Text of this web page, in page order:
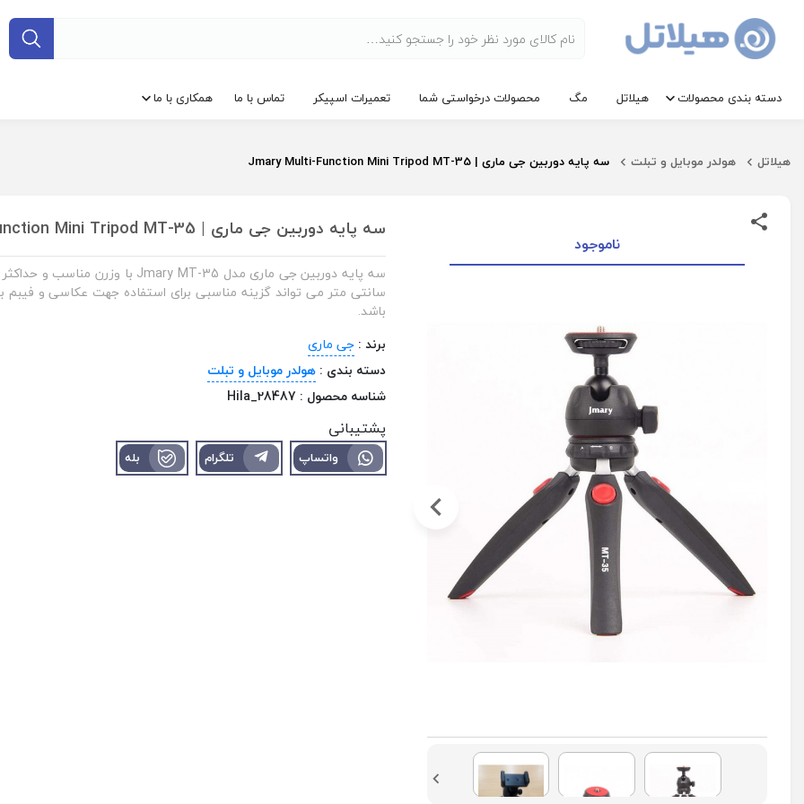
دسته بندی محصولات هیلاتل مگ محصولات درخواستی شما تعمیرات اسپیکر تماس با ما همکاری با ما
هیلاتل هولدر موبایل و تبلت سه پایه دوربین جی ماری | Jmary Multi-Function Mini Tripod MT-35
ناموجود
سه پایه دوربین جی ماری | Jmary Multi-Function Mini Tripod MT-35
سانتی متر می تواند گزینه مناسبی برای استفاده جهت عکاسی و فیبم
باشد.
برند : جی ماری
دسته بندی :هولدر موبایل و تبلت
شناسه محصول : Hila_28487
پشتیبانی
واتساپ تلگرام بله